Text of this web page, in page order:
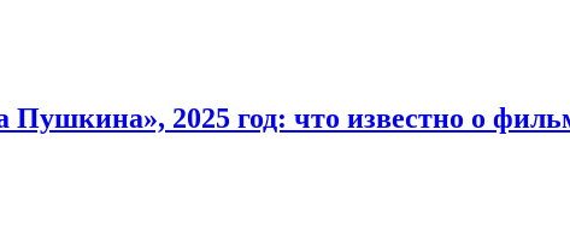
Пушкина», 2025 год: что известно о